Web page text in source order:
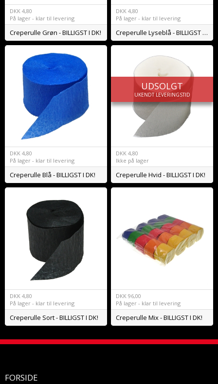
DKK 4,80
På lager - klar til levering
Creperulle Grøn - BILLIGST I DK!
DKK 4,80
På lager - klar til levering
Creperulle Lyseblå - BILLIGST I DK!
DKK 4,80
På lager - klar til levering
Creperulle Blå - BILLIGST I DK!
UDSOLGT
UKENDT LEVERINGSTID
DKK 4,80
Ikke på lager
Creperulle Hvid - BILLIGST I DK!
DKK 4,80
På lager - klar til levering
Creperulle Sort - BILLIGST I DK!
DKK 96,00
På lager - klar til levering
Creperulle Mix - BILLIGST I DK!
FORSIDE